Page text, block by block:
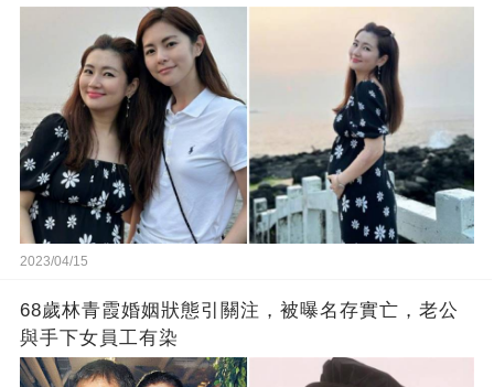
2023/04/15
68歲林青霞婚姻狀態引關注，被曝名存實亡，老公
與手下女員工有染